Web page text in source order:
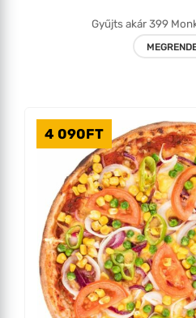
Gyűjts akár399
4 090FT